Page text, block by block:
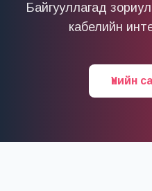
Байгууллагад
кабелийн
Үнийн